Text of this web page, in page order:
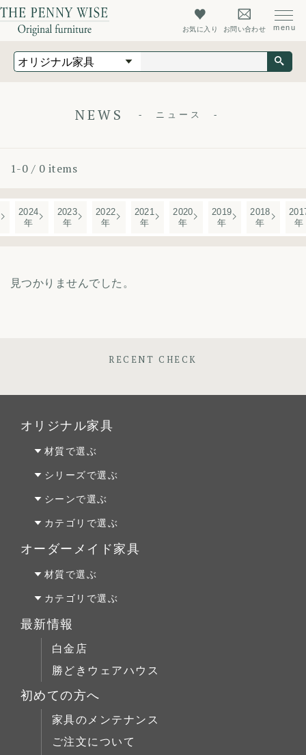
お気に入り お問い合わせ
オリジナル家具
初めての方へ
よくあるご質問
会員登録
NEWS ニュース
1-0 / 0 items
2024
年
2023
年
2022
年
2021
年
2020
年
2019
年
2018
年
年
見つかりませんでした。
RECENT CHECK
オリジナル家具
材質で選ぶ
オーク材
パイン材
チェリー材
シリーズで選ぶ
Penny Wise(ペニーワイズ)
colonalteak(コロニアルチーク)
Lloyd Loom(ロイドルーム)
シーンで選ぶ
リビング
ダイニング
カテゴリで選ぶ
テーブルALL
テーブルS
チェア
キャビネット
コーヒーテーブル
ローボード
チェスト
ブックケース
オーダーメイド家具
オーダーファニチャー
オーダーキッチン＆洗面
リフォーム
材質で選ぶ
オーク材
パイン材
チェリー材
カテゴリで選ぶ
テーブルALL
テーブルS
テーブルM
テーブルL
最新情報
白金店
勝どきウェアハウス
初めての方へ
家具のメンテナンス
ご注文について